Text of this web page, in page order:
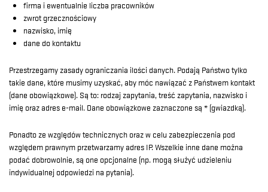
firma i ewentualnie liczba pracowników
zwrot grzecznościowy
nazwisko, imię
dane do kontaktu
Przestrzegamy zasady ograniczania ilości danych. Podają Państwo tylko
takie dane, które musimy uzyskać, aby móc nawiązać z Państwem kontakt
(dane obowiązkowe). Są to: rodzaj zapytania, treść zapytania, nazwisko i
imię oraz adres e-mail. Dane obowiązkowe zaznaczone są * (gwiazdką).
Ponadto ze względów technicznych oraz w celu zabezpieczenia pod
względem prawnym przetwarzamy adres IP. Wszelkie inne dane można
podać dobrowolnie, są one opcjonalne (np. mogą służyć udzieleniu
indywidualnej odpowiedzi na pytania).